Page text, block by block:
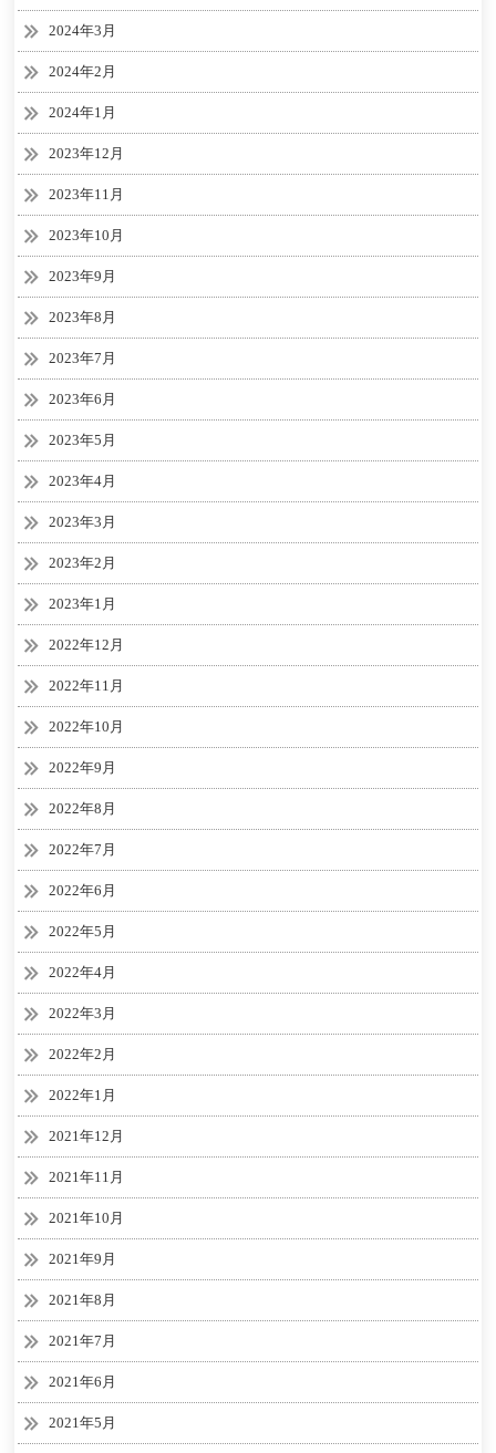
2024年3月
2024年2月
2024年1月
2023年12月
2023年11月
2023年10月
2023年9月
2023年8月
2023年7月
2023年6月
2023年5月
2023年4月
2023年3月
2023年2月
2023年1月
2022年12月
2022年11月
2022年10月
2022年9月
2022年8月
2022年7月
2022年6月
2022年5月
2022年4月
2022年3月
2022年2月
2022年1月
2021年12月
2021年11月
2021年10月
2021年9月
2021年8月
2021年7月
2021年6月
2021年5月